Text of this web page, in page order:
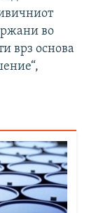
во
врз основа